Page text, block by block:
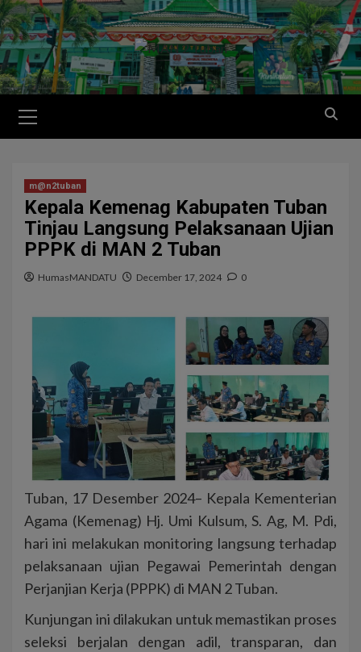
m@n2tuban
Kepala Kemenag Kabupaten Tuban
Tinjau Langsung Pelaksanaan Ujian
PPPK di MAN 2 Tuban
HumasMANDATU December 17, 2024 0
Tuban, 17 Desember 2024– Kepala Kementerian
Agama (Kemenag) Hj. Umi Kulsum, S. Ag, M. Pdi,
hari ini melakukan monitoring langsung terhadap
pelaksanaan ujian Pegawai Pemerintah dengan
Perjanjian Kerja (PPPK) di MAN 2 Tuban.
Kunjungan ini dilakukan untuk memastikan proses
seleksi berjalan dengan adil, transparan, dan